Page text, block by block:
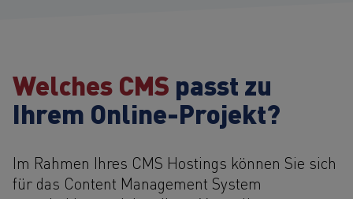
Welches CMS passt zu
Ihrem Online-Projekt?
Im Rahmen Ihres CMS Hostings können Sie sich
für das Content Management System